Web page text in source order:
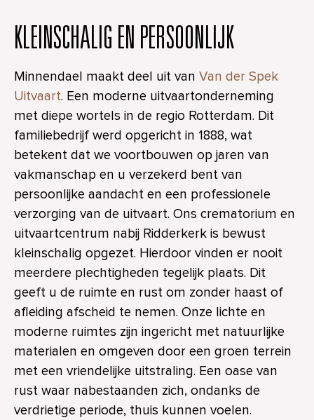
KLEINSCHALIG EN PERSOONLIJK
Minnendael maakt deel uit van Van der Spek
Uitvaart. Een moderne uitvaartonderneming
met diepe wortels in de regio Rotterdam. Dit
familiebedrijf werd opgericht in 1888, wat
betekent dat we voortbouwen op jaren van
vakmanschap en u verzekerd bent van
persoonlijke aandacht en een professionele
verzorging van de uitvaart. Ons crematorium en
uitvaartcentrum nabij Ridderkerk is bewust
kleinschalig opgezet. Hierdoor vinden er nooit
meerdere plechtigheden tegelijk plaats. Dit
geeft u de ruimte en rust om zonder haast of
afleiding afscheid te nemen. Onze lichte en
moderne ruimtes zijn ingericht met natuurlijke
materialen en omgeven door een groen terrein
met een vriendelijke uitstraling. Een oase van
rust waar nabestaanden zich, ondanks de
verdrietige periode, thuis kunnen voelen.